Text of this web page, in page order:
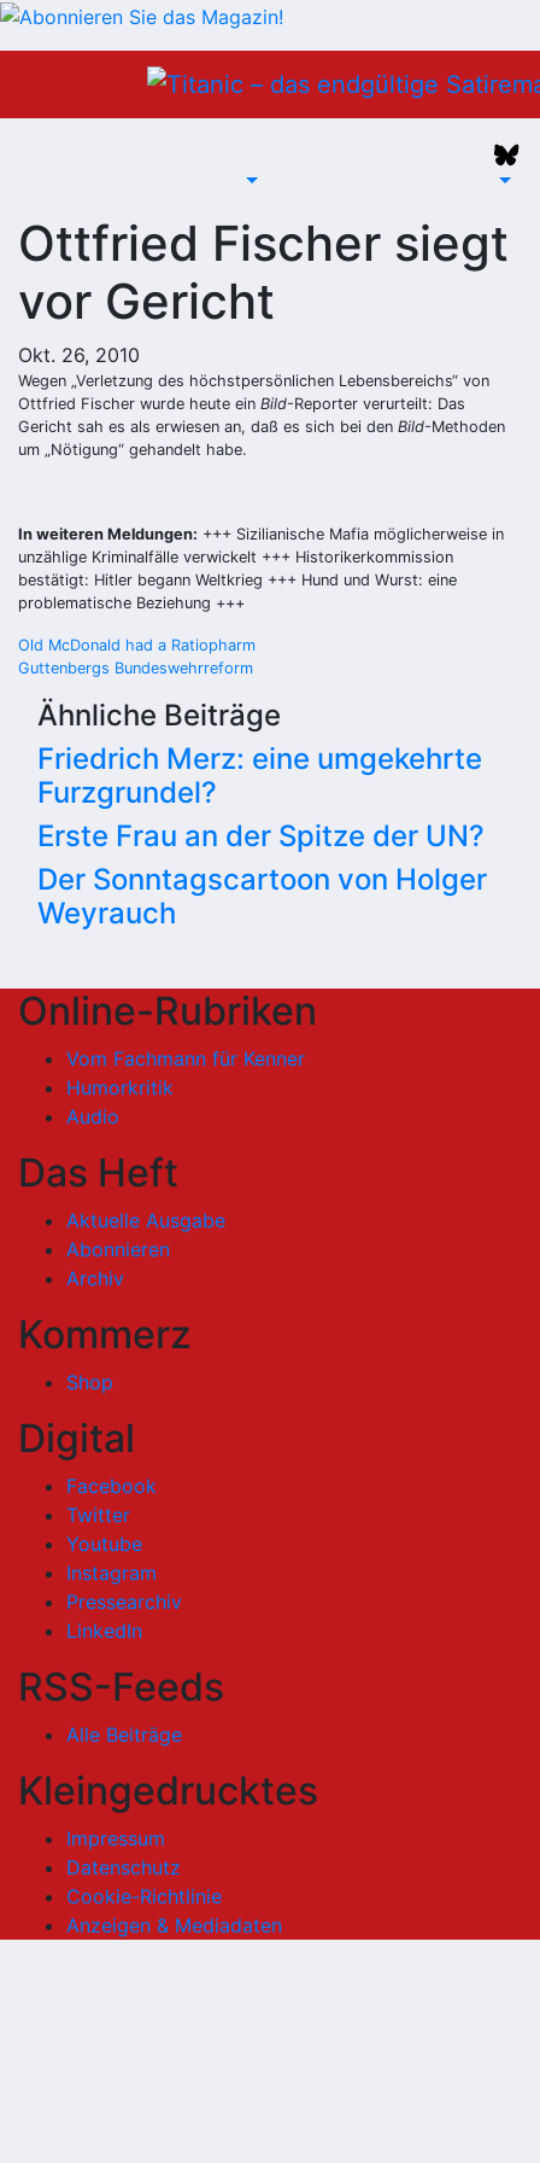
Ottfried Fischer siegt
vor Gericht
Okt. 26, 2010
Wegen „Verletzung des höchstpersönlichen Lebensbereichs“ von
Ottfried Fischer wurde heute ein Bild-Reporter verurteilt: Das
Gericht sah es als erwiesen an, daß es sich bei den Bild-Methoden
um „Nötigung“ gehandelt habe.
In weiteren Meldungen: +++ Sizilianische Mafia möglicherweise in
unzählige Kriminalfälle verwickelt +++ Historikerkommission
bestätigt: Hitler begann Weltkrieg +++ Hund und Wurst: eine
problematische Beziehung +++
Beitragsnavigation
Old McDonald had a Ratiopharm
Guttenbergs Bundeswehrreform
Ähnliche Beiträge
Friedrich Merz: eine umgekehrte
Furzgrundel?
Erste Frau an der Spitze der UN?
Der Sonntagscartoon von Holger
Weyrauch
Online-Rubriken
Vom Fachmann für Kenner
Humorkritik
Audio
Das Heft
Aktuelle Ausgabe
Abonnieren
Archiv
Kommerz
Shop
Digital
Facebook
Twitter
Youtube
Instagram
Pressearchiv
LinkedIn
RSS-Feeds
Alle Beiträge
Kleingedrucktes
Impressum
Datenschutz
Cookie-Richtlinie
Anzeigen & Mediadaten